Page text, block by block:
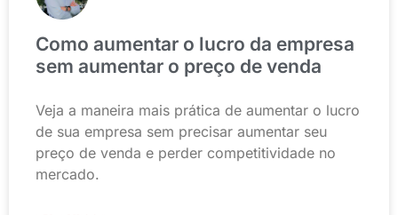
Como aumentar o lucro da empresa
sem aumentar o preço de venda
Veja a maneira mais prática de aumentar o lucro
de sua empresa sem precisar aumentar seu
preço de venda e perder competitividade no
mercado.